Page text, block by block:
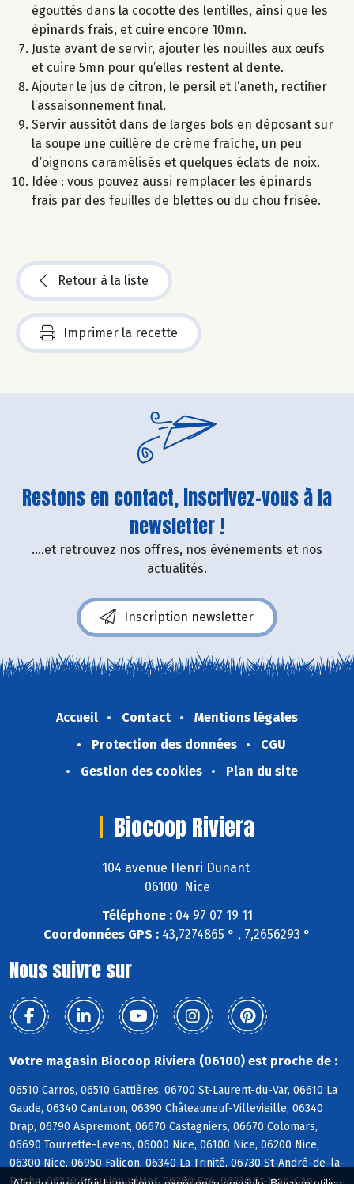
égouttés dans la cocotte des lentilles, ainsi que les
épinards frais, et cuire encore 10mn.
Juste avant de servir, ajouter les nouilles aux œufs
et cuire 5mn pour qu’elles restent al dente.
Ajouter le jus de citron, le persil et l’aneth, rectifier
l’assaisonnement final.
Servir aussitôt dans de larges bols en déposant sur
la soupe une cuillère de crème fraîche, un peu
d’oignons caramélisés et quelques éclats de noix.
Idée : vous pouvez aussi remplacer les épinards
frais par des feuilles de blettes ou du chou frisée.
Retour à la liste
Imprimer la recette
Restons en contact, inscrivez-vous à la
newsletter !
....et retrouvez nos offres, nos événements et nos
actualités.
Inscription newsletter
Accueil Contact
Mentions légales
Protection des données
CGU
Gestion des cookies
Plan du site
Biocoop Riviera
104 avenue Henri Dunant
06100 Nice
Téléphone :04 97 07 19 11
Coordonnées GPS : 43,7274865 ° , 7,2656293 °
Nous suivre sur
Votre magasin Biocoop Riviera (06100) est proche de :
06510 Carros, 06510 Gattières, 06700 St-Laurent-du-Var, 06610 La
Gaude, 06340 Cantaron, 06390 Châteauneuf-Villevieille, 06340
Drap, 06790 Aspremont, 06670 Castagniers, 06670 Colomars,
06690 Tourrette-Levens, 06000 Nice, 06100 Nice, 06200 Nice,
06300 Nice, 06950 Falicon, 06340 La Trinité, 06730 St-André-de-la-